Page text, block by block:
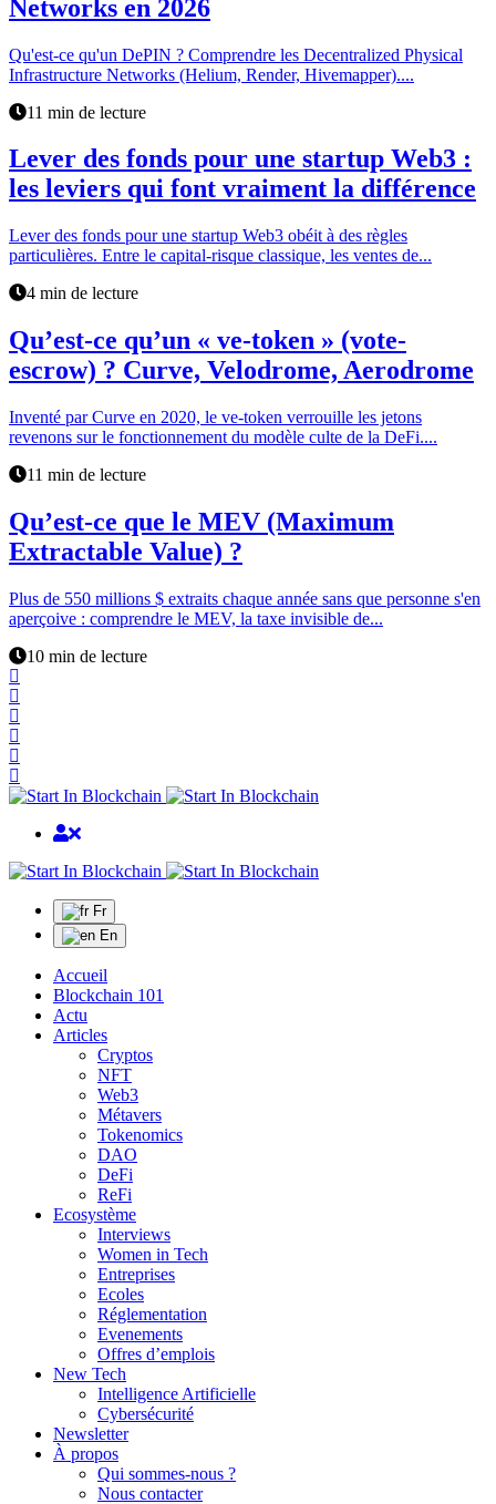
Networks en 2026
Qu'est-ce qu'un DePIN ? Comprendre les Decentralized Physical
Infrastructure Networks (Helium, Render, Hivemapper)....
11 min de lecture
Lever des fonds pour une startup Web3 :
les leviers qui font vraiment la différence
Lever des fonds pour une startup Web3 obéit à des règles
particulières. Entre le capital-risque classique, les ventes de...
4 min de lecture
Qu’est-ce qu’un « ve-token » (vote-
escrow) ? Curve, Velodrome, Aerodrome
Inventé par Curve en 2020, le ve-token verrouille les jetons
revenons sur le fonctionnement du modèle culte de la DeFi....
11 min de lecture
Qu’est-ce que le MEV (Maximum
Extractable Value) ?
Plus de 550 millions $ extraits chaque année sans que personne s'en
aperçoive : comprendre le MEV, la taxe invisible de...
10 min de lecture
Fr
En
Accueil
Blockchain 101
Actu
Articles
Cryptos
NFT
Web3
Métavers
Tokenomics
DAO
DeFi
ReFi
Ecosystème
Interviews
Women in Tech
Entreprises
Ecoles
Réglementation
Evenements
Offres d’emplois
New Tech
Intelligence Artificielle
Cybersécurité
Newsletter
À propos
Qui sommes-nous ?
Nous contacter